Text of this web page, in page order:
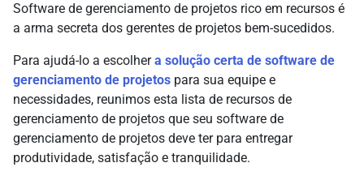
Software de gerenciamento de projetos rico em recursos é
a arma secreta dos gerentes de projetos bem-sucedidos.
Para ajudá-lo a escolhera solução certa de software de
gerenciamento de projetos para sua equipe e
necessidades, reunimos esta lista de recursos de
gerenciamento de projetos que seu software de
gerenciamento de projetos deve ter para entregar
produtividade, satisfação e tranquilidade.